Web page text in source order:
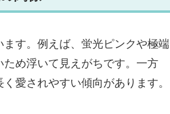
ます。例えば、蛍光ピンクや極端
め浮いて見えがちです。一方
愛されやすい傾向があります。